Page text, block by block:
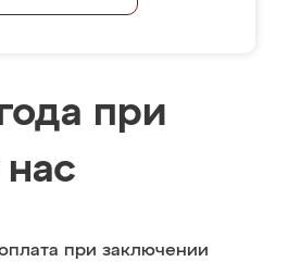
при
нас
при заключении